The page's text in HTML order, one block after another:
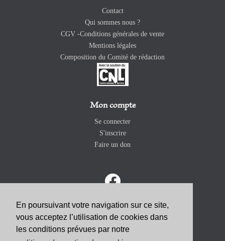
En poursuivant votre navigation sur ce site,
vous acceptez l’utilisation de cookies dans
les conditions prévues par notre
Contact
Qui sommes nous ?
CGV -Conditions générales de vente
Mentions légales
Composition du Comité de rédaction
Mon compte
Se connecter
S'inscrire
Faire un don
ABONNEZ-VOUS